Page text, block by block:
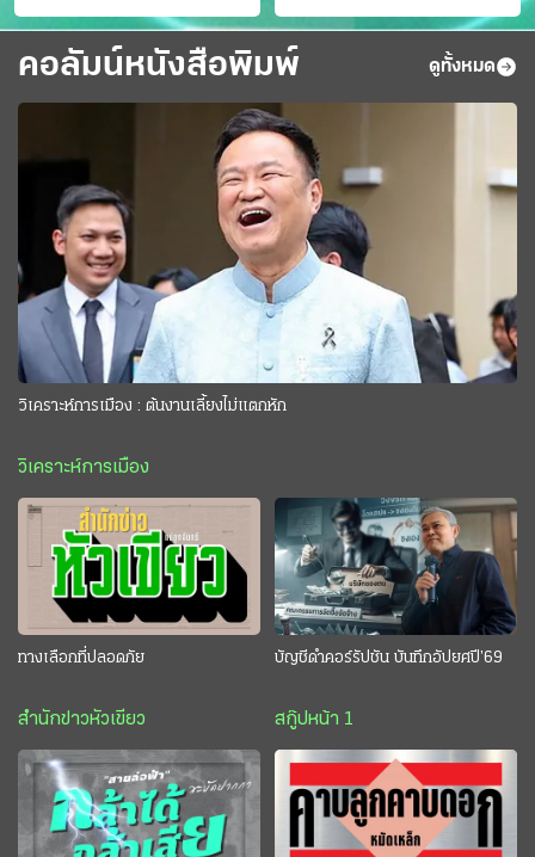
ขาแข้งชั่วคราว
"หนู" กอด "หนิม" สยบลือ
คอลัมน์หนังสือพิมพ์ ดูทั้งหมด
วิเคราะห์การเมือง : ต้นงานเลี้ยงไม่แตกหัก
วิเคราะห์การเมือง
ทางเลือกที่ปลอดภัย
สำนักข่าวหัวเขียว
บัญชีดำคอร์รัปชัน บันทึกอัปยศปี’69
สกู๊ปหน้า 1